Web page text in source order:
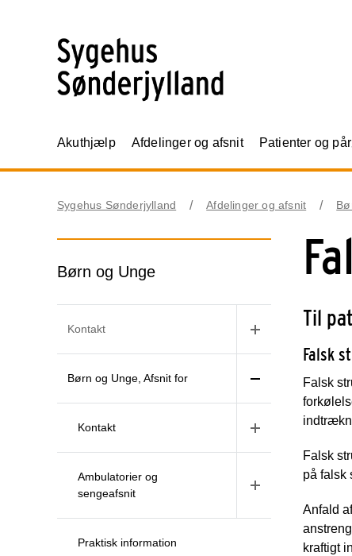
Akuthjælp Afdelinger og afsnit Patienter og
Sygehus Sønderjylland Afdelinger og afsnit
Børn og Unge
Kontakt
Børn og Unge, Afsnit for
Kontakt
Ambulatorier og
sengeafsnit
Praktisk information
Til
Falsk
Falsk
Falsk
på falsk
Anfald
kraftigt